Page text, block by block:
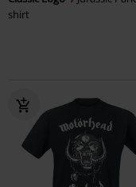
shirt